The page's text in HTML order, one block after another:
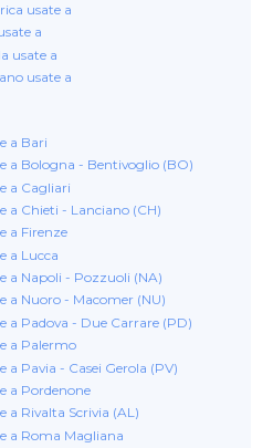
usate a
a
usate a
usate a
a Bari
a Bologna - Bentivoglio (BO)
a Cagliari
a Chieti - Lanciano (CH)
a Firenze
a Lucca
a Napoli - Pozzuoli (NA)
a Nuoro - Macomer (NU)
a Padova - Due Carrare (PD)
a Palermo
a Pavia - Casei Gerola (PV)
a Pordenone
a Rivalta Scrivia (AL)
a Roma Magliana